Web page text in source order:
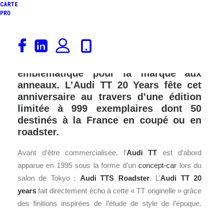
CARTE
PRO
Audi célèbre les 20 ans de la TT.
Lancée en 1988, l’Audi TT est
emblématique pour la marque aux
anneaux. L’Audi TT 20 Years fête cet
anniversaire au travers d’une édition
limitée à 999 exemplaires dont 50
destinés à la France en coupé ou en
roadster.
Avant d’être commercialisée, l’Audi TT est d’abord
apparue en 1995 sous la forme d’unconcept-car lors du
salon de Tokyo : Audi TTS Roadster. L’Audi TT 20
years fait directement écho à cette « TT originelle » grâce
des finitions inspirées de l’étude de style de l’époque.